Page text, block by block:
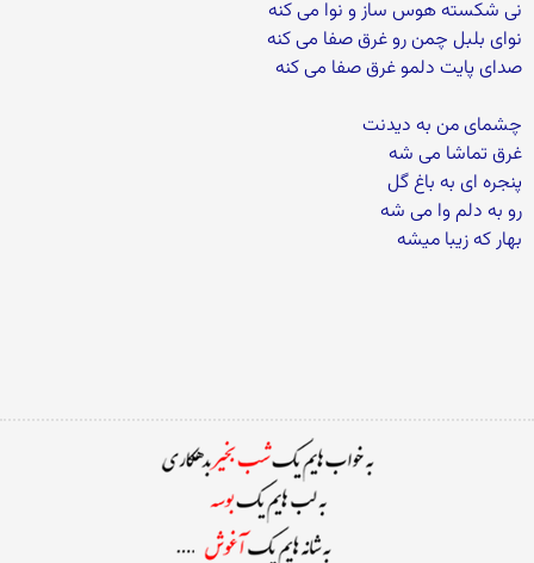
نی شکسته هوس ساز و نوا می کنه
نوای بلبل چمن رو غرق صفا می کنه
صدای پایت دلمو غرق صفا می کنه
چشمای من به دیدنت
غرق تماشا می شه
پنجره ای به باغ گل
رو به دلم وا می شه
بهار که زیبا میشه